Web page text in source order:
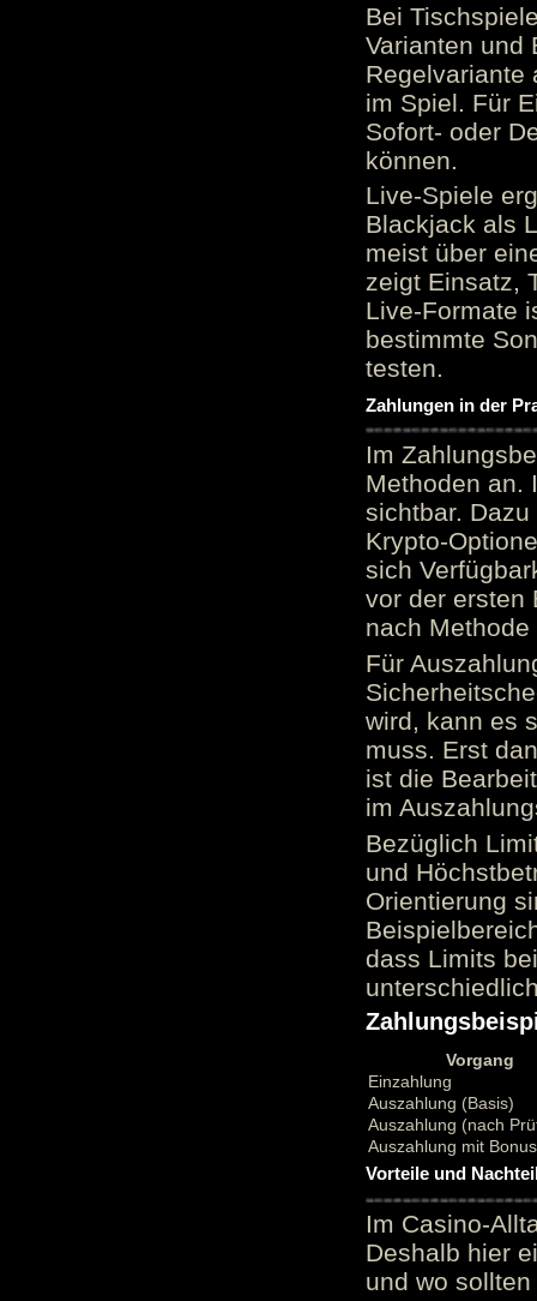
Bei
Varianten und
Regelvariante
im Spiel. Für
Sofort- oder
können.
Live-Spiele
Blackjack als
meist über
zeigt Einsatz,
Live-Formate
bestimmte
testen.
Zahlungen in der
Im
Methoden an.
sichtbar.
Krypto-
sich
vor der ersten
nach
Für
wird, kann es
muss. Erst
ist die
im
Bezüglich
und
Orientierung
dass Limits
Vorgang
Einzahlung
Auszahlung (Basis)
Auszahlung (nach
Auszahlung mit
Vorteile und
Im Casino-
Deshalb hier
und wo